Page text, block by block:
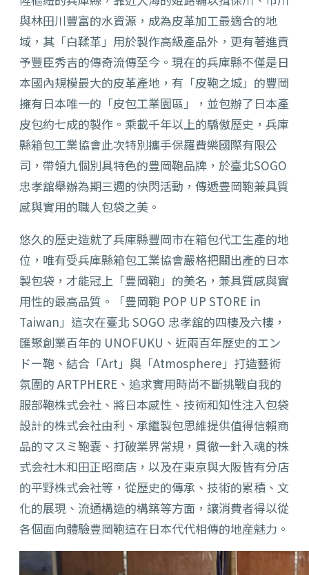
與林田川豐富的水資源，成為皮革加工最適合的地
域，其「白鞣革」用於製作高級產品外，更有著進貢
予豐臣秀吉的傳奇流傳至今。現在的兵庫縣不僅是日
本國內規模最大的皮革產地，有「皮鞄之城」的豐岡
擁有日本唯一的「皮包工業園區」，並包辦了日本產
皮包約七成的製作。乘載千年以上的驕傲歷史，兵庫
縣箱包工業協會此次特別攜手保羅費樂國際有限公
司，帶領九個別具特色的豊岡鞄品牌，於臺北SOGO
忠孝舘舉辦為期三週的快閃活動，傳遞豊岡鞄兼具質
感與實用的職人包袋之美。
悠久的歷史造就了兵庫縣豐岡市在箱包代工生產的地
位，唯有受兵庫縣箱包工業協會嚴格把關出產的日本
製包袋，才能冠上「豊岡鞄」的美名，兼具質感與實
用性的最高品質。「豊岡鞄 POP UP STORE in
Taiwan」這次在臺北 SOGO 忠孝舘的四樓及六樓，
匯聚創業百年的 UNOFUKU、近兩百年歷史的エン
ドー鞄、結合「Art」與「Atmosphere」打造藝術
氛圍的 ARTPHERE、追求實用時尚不斷挑戰自我的
服部鞄株式会社、將日本感性、技術和知性注入包袋
設計的株式会社由利、承繼製包思維提供值得信賴商
品的マスミ鞄嚢、打破業界常規，貫徹一針入魂的株
式会社木和田正昭商店，以及在東京與大阪皆有分店
的平野株式会社等，從歷史的傳承、技術的累積、文
化的展現、流通構造的構築等方面，讓消費者得以從
各個面向體驗豊岡鞄這在日本代代相傳的地産魅力。